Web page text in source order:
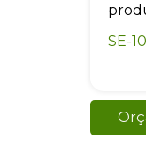
SE-